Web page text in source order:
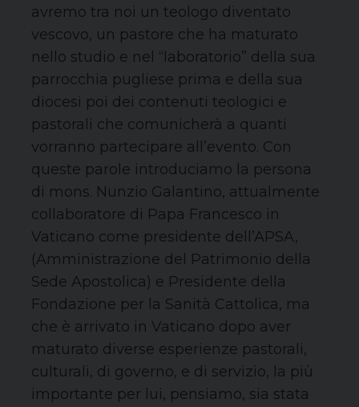
avremo tra noi un teologo diventato
vescovo, un pastore che ha maturato
nello studio e nel “laboratorio” della sua
parrocchia pugliese prima e della sua
diocesi poi dei contenuti teologici e
pastorali che comunicherà a quanti
vorranno partecipare all’evento. Con
queste parole introduciamo la persona
di mons. Nunzio Galantino, attualmente
collaboratore di Papa Francesco in
Vaticano come presidente dell’APSA,
(Amministrazione del Patrimonio della
Sede Apostolica) e Presidente della
Fondazione per la Sanità Cattolica, ma
che è arrivato in Vaticano dopo aver
maturato diverse esperienze pastorali,
culturali, di governo, e di servizio, la più
importante per lui, pensiamo, sia stata